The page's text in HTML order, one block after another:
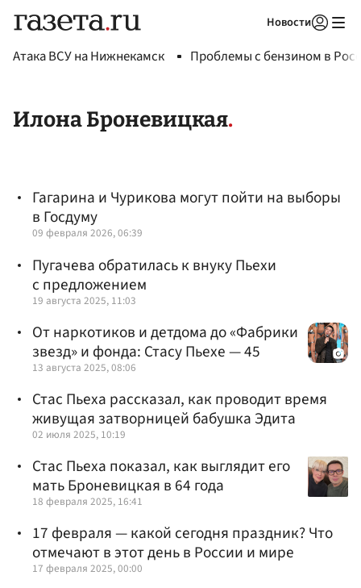
Новости
Атака ВСУ на Нижнекамск Проблемы с бензином в
Илона Броневицкая
Гагарина и Чурикова могут пойти на выборы
в Госдуму
09 февраля 2026, 06:39
Пугачева обратилась к внуку Пьехи
с предложением
19 августа 2025, 11:03
От наркотиков и детдома до «Фабрики
звезд» и фонда: Стасу Пьехе — 45
13 августа 2025, 08:06
Стас Пьеха рассказал, как проводит время
живущая затворницей бабушка Эдита
02 июля 2025, 10:19
Стас Пьеха показал, как выглядит его
мать Броневицкая в 64 года
18 февраля 2025, 16:41
17 февраля — какой сегодня праздник? Что
отмечают в этот день в России и мире
17 февраля 2025, 00:00